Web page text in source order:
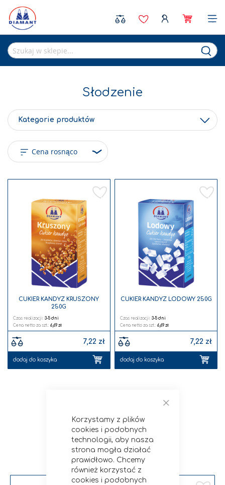
Korzystamy z plików
cookies i podobnych
technologii, aby nasza
strona mogła działać
prawidłowo. Chcemy
również korzystać z
cookies i podobnych
Słodzenie
CUKIER KANDYZ KRUSZONY
250G
7,22 zł
6,69 zł
Czas realizacji: 3-5 dni
dodaj do koszyka
CUKIER KANDYZ LODOWY 250G
7,22 zł
6,69 zł
Czas realizacji:3-5 dni
dodaj do koszyka
Kategorie produktów
Bestsellery